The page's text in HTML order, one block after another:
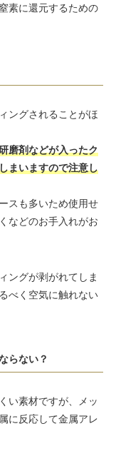
素に還元するための
ングされることがほ
磨剤などが入ったク
まいますので注意し
スも多いため使用せ
などのお手入れがお
ングが剥がれてしま
べく空気に触れない
らない？
い素材ですが、メッ
に反応して金属アレ